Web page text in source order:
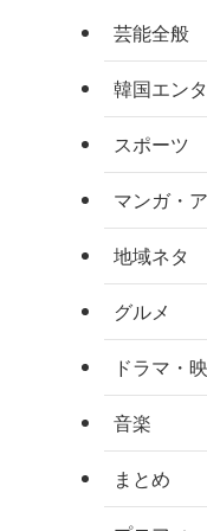
芸能全般
韓国エン
スポーツ
マンガ・
地域ネタ
グルメ
ドラマ・
音楽
まとめ